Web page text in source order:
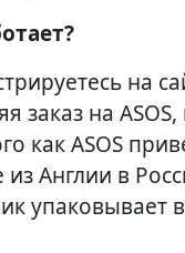
на
заказ на ASOS,
как ASOS
из Англии в
упаковывает